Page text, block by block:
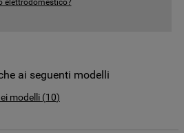
elettrodomestico?
ai seguenti modelli
modelli (10)
i cookie o per
su come la
consulta